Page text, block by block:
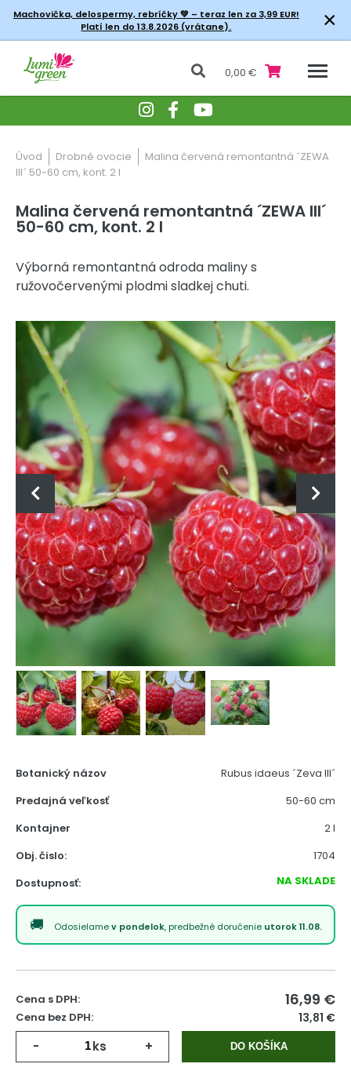
Machovička, delospermy, rebríčky💚 – teraz len za 3,99 EUR!
Platí len do 13.8.2026 (vrátane).
×
0,00 €
Úvod Drobné ovocie
Malina červená remontantná ´ZEWA
III´ 50-60 cm, kont. 2 l
Malina červená remontantná ´ZEWA III´
50-60 cm, kont. 2 l
Výborná remontantná odroda maliny s
ružovočervenými plodmi sladkej chuti.
Botanický názov
Rubus idaeus ´Zeva III´
Predajná veľkosť
50-60 cm
Kontajner
2 l
Obj. čislo:
1704
Dostupnosť:
NA SKLADE
Odosielamev pondelok, predbežné doručenie utorok 11.08.
Cena s DPH: 16,99 €
Cena bez DPH: 13,81 €
- ks + DO KOŠÍKA